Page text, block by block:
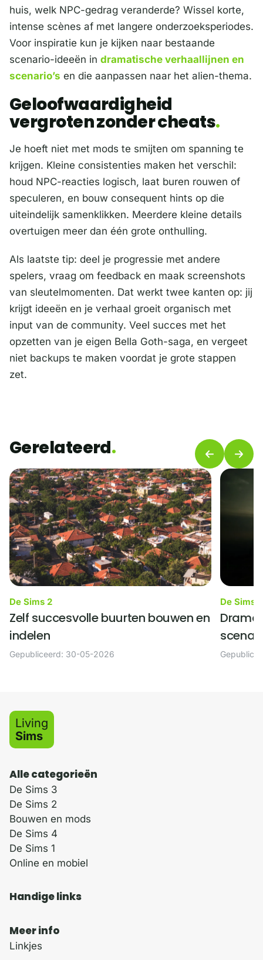
huis, welk NPC-gedrag veranderde? Wissel korte,
intense scènes af met langere onderzoeksperiodes.
Voor inspiratie kun je kijken naar bestaande
scenario-ideeën in dramatische verhaallijnen en
scenario’s en die aanpassen naar het alien-thema.
Geloofwaardigheid
vergroten zonder cheats
Je hoeft niet met mods te smijten om spanning te
krijgen. Kleine consistenties maken het verschil:
houd NPC-reacties logisch, laat buren rouwen of
speculeren, en bouw consequent hints op die
uiteindelijk samenklikken. Meerdere kleine details
overtuigen meer dan één grote onthulling.
Als laatste tip: deel je progressie met andere
spelers, vraag om feedback en maak screenshots
van sleutelmomenten. Dat werkt twee kanten op: jij
krijgt ideeën en je verhaal groeit organisch met
input van de community. Veel succes met het
opzetten van je eigen Bella Goth-saga, en vergeet
niet backups te maken voordat je grote stappen
zet.
Gerelateerd
De Sims 2
Zelf succesvolle buurten bouwen en
indelen
Gepubliceerd: 30-05-2026
De Sims 2
Living
Sims
Alle categorieën
De Sims 3
De Sims 2
Bouwen en mods
De Sims 4
De Sims 1
Online en mobiel
Handige links
Meer info
Linkjes